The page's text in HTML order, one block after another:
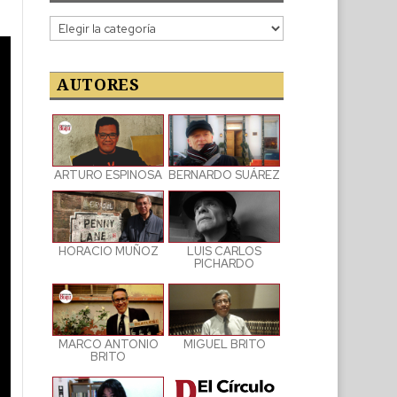
Categorías
de
publicaciones
AUTORES
ARTURO ESPINOSA BERNARDO SUÁREZ
HORACIO MUÑOZ
LUIS CARLOS
PICHARDO
MARCO ANTONIO
BRITO
MIGUEL BRITO